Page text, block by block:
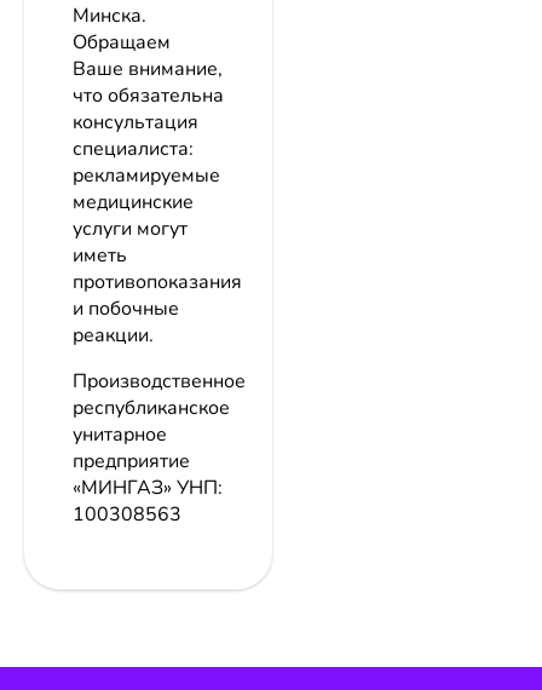
Минска.
Обращаем
Ваше внимание,
что обязательна
консультация
специалиста:
рекламируемые
медицинские
услуги могут
иметь
противопоказания
и побочные
реакции.
Производственное
республиканское
унитарное
предприятие
«МИНГАЗ» УНП:
100308563